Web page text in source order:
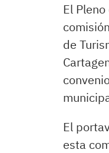
El
de
El
esta